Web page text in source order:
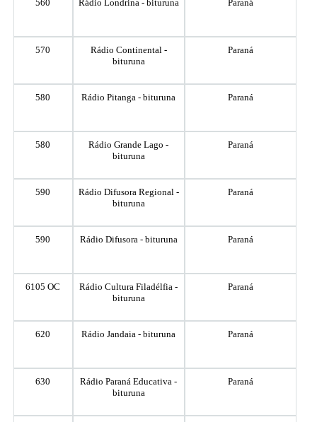
560 Rádio Londrina - bituruna Paraná
570
Rádio Continental -
bituruna
Paraná
580 Rádio Pitanga - bituruna Paraná
580
Rádio Grande Lago -
bituruna
Paraná
590
Rádio Difusora Regional -
bituruna
Paraná
590 Rádio Difusora - bituruna Paraná
6105 OC
Rádio Cultura Filadélfia -
bituruna
Paraná
620 Rádio Jandaia - bituruna Paraná
630
Rádio Paraná Educativa -
bituruna
Paraná